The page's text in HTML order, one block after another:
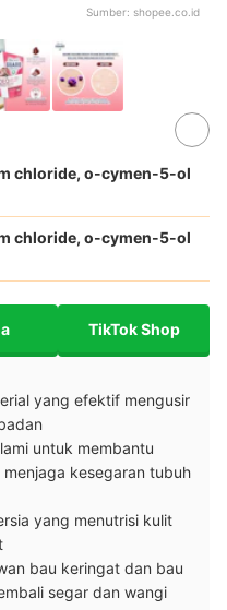
Sumber: shopee.co.id
chloride, o-cymen-5-ol
chloride, o-cymen-5-ol
TikTok Shop
yang efektif mengusir
untuk membantu
kesegaran tubuh
yang menutrisi kulit
bau keringat dan bau
segar dan wangi